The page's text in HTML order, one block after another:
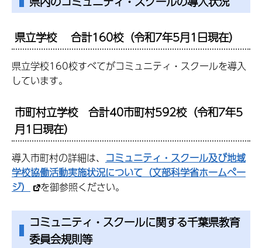
県立学校 合計160校（令和7年5月1日現在）
県立学校160校すべてがコミュニティ・スクールを導入
しています。
市町村立学校 合計40市町村592校（令和7年5
月1日現在）
導入市町村の詳細は、 コミュニティ・スクール及び地域
学校協働活動実施状況について（文部科学省ホームペー
ジ）
を御参照ください。
コミュニティ・スクールに関する千葉県教育
委員会規則等